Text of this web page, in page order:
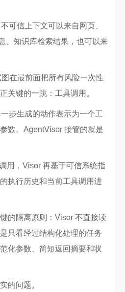
可信上下文可以来自网页、
、知识库检索结果，也可以来
在最前面把所有风险一次性
关键的一跳：工具调用。
步生成的动作表示为一个工
数。AgentVisor 接管的就是
用，Visor 再基于可信系统指
执行历史和当前工具调用进
的隔离原则：Visor 不直接读
只看经过结构化处理的任务
化参数、简短返回摘要和状
的问题。